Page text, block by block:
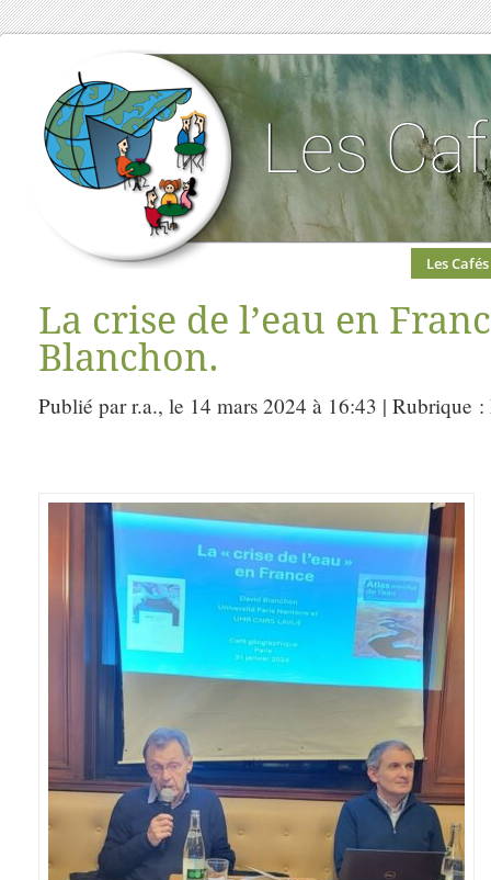
Les Cafés
La crise de l’eau en
Blanchon.
Publié par r.a., le 14 mars 2024 à 16:43 | Rubrique :